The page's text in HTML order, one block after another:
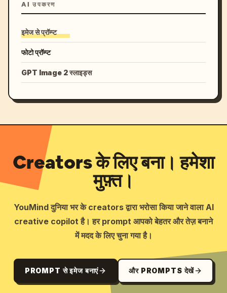
AI उपकरण
इमेज से प्रॉम्प्ट
फोटो प्रॉम्प्ट
GPT Image 2 स्लाइड्स
Creators के लिए बना। हमेशा
मुफ़्त।
YouMind दुनिया भर के creators द्वारा भरोसा किया जाने वाला AI
creative copilot है। हर prompt आपको बेहतर और तेज़ बनाने
में मदद के लिए चुना गया है।
PROMPT से इमेज बनाएं और PROMPTS देखें